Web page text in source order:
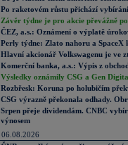
Po raketovém růstu přichází
Závěr týdne je pro akcie převážně
ČEZ, a.s.: Oznámení o výplatě
Perly týdne: Zlato nahoru a SpaceX
Hlavní akcionář Volkswagenu je ve
Komerční banka, a.s.: Výpis z
Výsledky oznámily CSG a Gen
Rozbřesk: Koruna po holubičím
CSG výrazně překonala odhady.
Srpen přeje dividendám. CNBC
výnosem
06.08.2026